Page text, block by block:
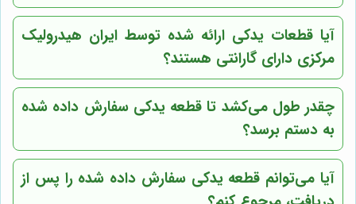
آیا قطعات یدکی ارائه شده توسط ایران هیدرولیک
مرکزی دارای گارانتی هستند؟
چقدر طول می‌کشد تا قطعه یدکی سفارش داده شده
به دستم برسد؟
آیا می‌توانم قطعه یدکی سفارش داده شده را پس از